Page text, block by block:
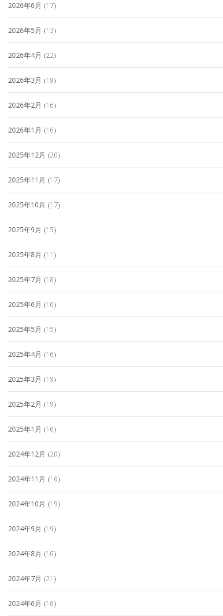
2026年6月 (17)
2026年5月 (13)
2026年4月 (22)
2026年3月 (18)
2026年2月 (16)
2026年1月 (16)
2025年12月 (20)
2025年11月 (17)
2025年10月 (17)
2025年9月 (15)
2025年8月 (11)
2025年7月 (18)
2025年6月 (16)
2025年5月 (15)
2025年4月 (16)
2025年3月 (19)
2025年2月 (19)
2025年1月 (16)
2024年12月 (20)
2024年11月 (16)
2024年10月 (19)
2024年9月 (19)
2024年8月 (16)
2024年7月 (21)
2024年6月 (16)